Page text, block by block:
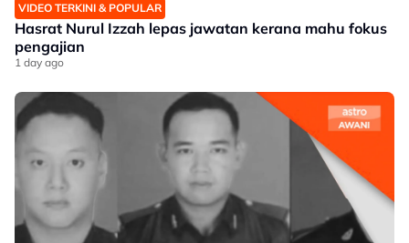
VIDEO TERKINI & POPULAR
Hasrat Nurul Izzah lepas jawatan kerana mahu fokus
pengajian
1 day ago